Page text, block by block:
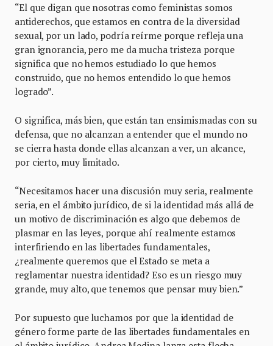
“El que digan que nosotras como feministas somos
antiderechos, que estamos en contra de la diversidad
sexual, por un lado, podría reírme porque refleja una
gran ignorancia, pero me da mucha tristeza porque
significa que no hemos estudiado lo que hemos
construido, que no hemos entendido lo que hemos
logrado”.
O significa, más bien, que están tan ensimismadas con su
defensa, que no alcanzan a entender que el mundo no
se cierra hasta donde ellas alcanzan a ver, un alcance,
por cierto, muy limitado.
“Necesitamos hacer una discusión muy seria, realmente
seria, en el ámbito jurídico, de si la identidad más allá de
un motivo de discriminación es algo que debemos de
plasmar en las leyes, porque ahí realmente estamos
interfiriendo en las libertades fundamentales,
¿realmente queremos que el Estado se meta a
reglamentar nuestra identidad? Eso es un riesgo muy
grande, muy alto, que tenemos que pensar muy bien.”
Por supuesto que luchamos por que la identidad de
género forme parte de las libertades fundamentales en